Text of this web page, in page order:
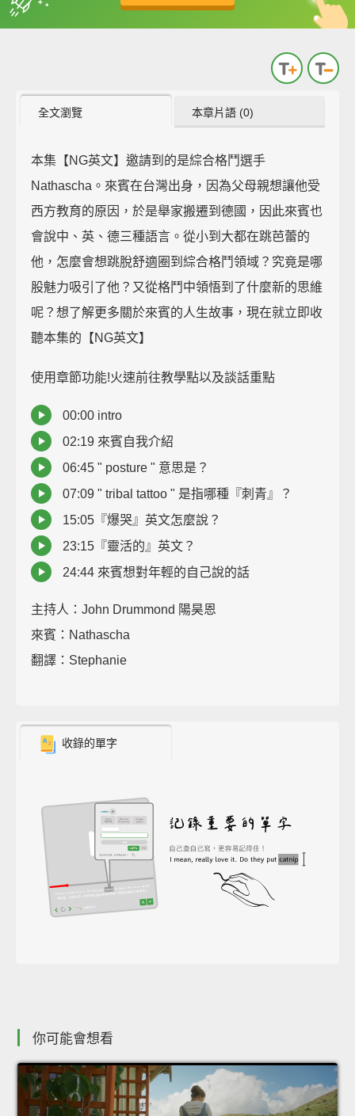
全文瀏覽 本章片語 (0)
本集【NG英文】邀請到的是綜合格鬥選手
Nathascha。來賓在台灣出身，因為父母親想讓他受
西方教育的原因，於是舉家搬遷到德國，因此來賓也
會說中、英、德三種語言。從小到大都在跳芭蕾的
他，怎麼會想跳脫舒適圈到綜合格鬥領域？究竟是哪
股魅力吸引了他？又從格鬥中領悟到了什麼新的思維
呢？想了解更多關於來賓的人生故事，現在就立即收
聽本集的【NG英文】
使用章節功能!火速前往教學點以及談話重點
00:00 intro
02:19 來賓自我介紹
06:45 " posture " 意思是？
07:09 " tribal tattoo " 是指哪種『刺青』？
15:05『爆哭』英文怎麼說？
23:15『靈活的』英文？
24:44 來賓想對年輕的自己說的話
主持人：John Drummond 陽昊恩
來賓：Nathascha
翻譯：Stephanie
收錄的單字
你可能會想看